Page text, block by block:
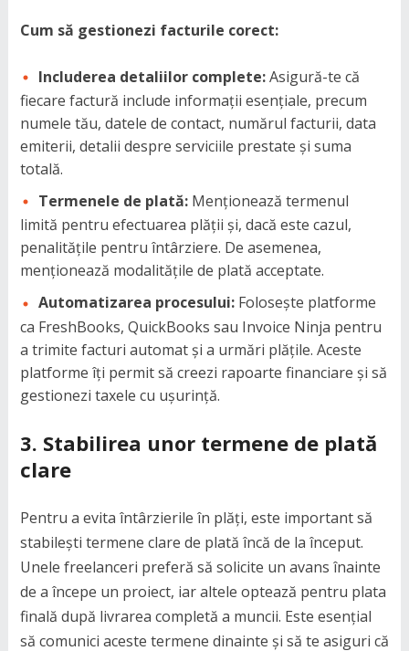
Cum să gestionezi facturile corect:
Includerea detaliilor complete:Asigură-te că
fiecare factură include informații esențiale, precum
numele tău, datele de contact, numărul facturii, data
emiterii, detalii despre serviciile prestate și suma
totală.
Termenele de plată:Menționează termenul
limită pentru efectuarea plății și, dacă este cazul,
penalitățile pentru întârziere. De asemenea,
menționează modalitățile de plată acceptate.
Automatizarea procesului:Folosește platforme
ca FreshBooks, QuickBooks sau Invoice Ninja pentru
a trimite facturi automat și a urmări plățile. Aceste
platforme îți permit să creezi rapoarte financiare și să
gestionezi taxele cu ușurință.
3. Stabilirea unor termene de plată
clare
Pentru a evita întârzierile în plăți, este important să
stabilești termene clare de plată încă de la început.
Unele freelanceri preferă să solicite un avans înainte
de a începe un proiect, iar altele optează pentru plata
finală după livrarea completă a muncii. Este esențial
să comunici aceste termene dinainte și să te asiguri că